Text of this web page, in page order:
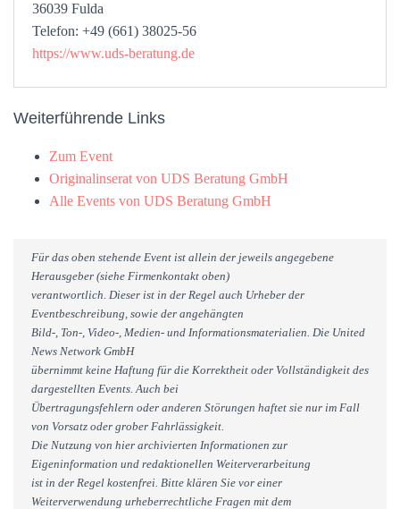
36039 Fulda
Telefon: +49 (661) 38025-56
https://www.uds-beratung.de
Weiterführende Links
Zum Event
Originalinserat von UDS Beratung GmbH
Alle Events von UDS Beratung GmbH
Für das oben stehende Event ist allein der jeweils angegebene
Herausgeber (siehe Firmenkontakt oben)
verantwortlich. Dieser ist in der Regel auch Urheber der
Eventbeschreibung, sowie der angehängten
Bild-, Ton-, Video-, Medien- und Informationsmaterialien. Die United
News Network GmbH
übernimmt keine Haftung für die Korrektheit oder Vollständigkeit des
dargestellten Events. Auch bei
Übertragungsfehlern oder anderen Störungen haftet sie nur im Fall
von Vorsatz oder grober Fahrlässigkeit.
Die Nutzung von hier archivierten Informationen zur
Eigeninformation und redaktionellen Weiterverarbeitung
ist in der Regel kostenfrei. Bitte klären Sie vor einer
Weiterverwendung urheberrechtliche Fragen mit dem